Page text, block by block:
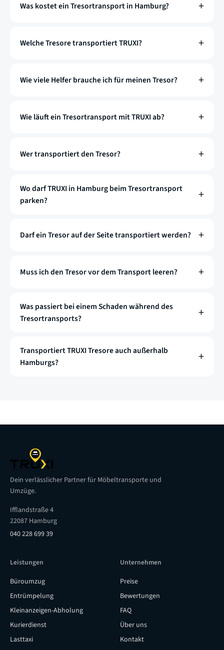
Was kostet ein Tresortransport in Hamburg?
Welche Tresore transportiert TRUXI?
Wie viele Helfer brauche ich für meinen Tresor?
Wie läuft ein Tresortransport mit TRUXI ab?
Wer transportiert den Tresor?
Wo darf TRUXI in Hamburg beim Tresortransport
parken?
Darf ein Tresor auf der Seite transportiert werden?
Muss ich den Tresor vor dem Transport leeren?
Was passiert bei einem Schaden während des
Tresortransports?
Transportiert TRUXI Tresore auch außerhalb
Hamburgs?
Dein verlässlicher Partner für Möbeltransporte und
Umzüge.
Ifflandstraße 4
22087 Hamburg
040 228 699 39
Leistungen
Büroumzug
Entrümpelung
Kleinanzeigen-Abholung
Kurierdienst
Lasttaxi
Unternehmen
Preise
Bewertungen
FAQ
Über uns
Kontakt